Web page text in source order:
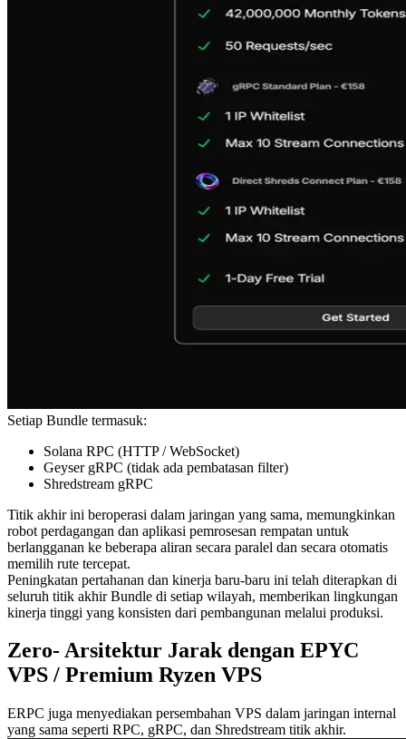
Setiap Bundle termasuk:
Solana RPC (HTTP / WebSocket)
Geyser gRPC (tidak ada pembatasan filter)
Shredstream gRPC
Titik akhir ini beroperasi dalam jaringan yang sama, memungkinkan
robot perdagangan dan aplikasi pemrosesan rempatan untuk
berlangganan ke beberapa aliran secara paralel dan secara otomatis
memilih rute tercepat.
Peningkatan pertahanan dan kinerja baru-baru ini telah diterapkan di
seluruh titik akhir Bundle di setiap wilayah, memberikan lingkungan
kinerja tinggi yang konsisten dari pembangunan melalui produksi.
Zero- Arsitektur Jarak dengan EPYC
VPS / Premium Ryzen VPS
ERPC juga menyediakan persembahan VPS dalam jaringan internal
yang sama seperti RPC, gRPC, dan Shredstream titik akhir.